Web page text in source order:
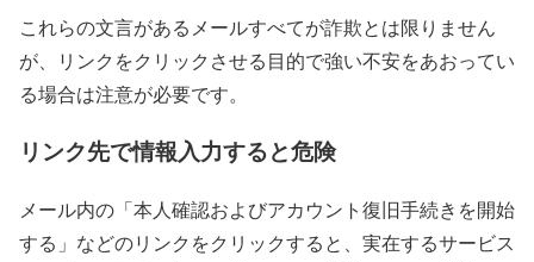
これらの文言があるメールすべてが詐欺とは限りません
が、リンクをクリックさせる目的で強い不安をあおってい
る場合は注意が必要です。
リンク先で情報入力すると危険
メール内の「本人確認およびアカウント復旧手続きを開始
する」などのリンクをクリックすると、実在するサービス